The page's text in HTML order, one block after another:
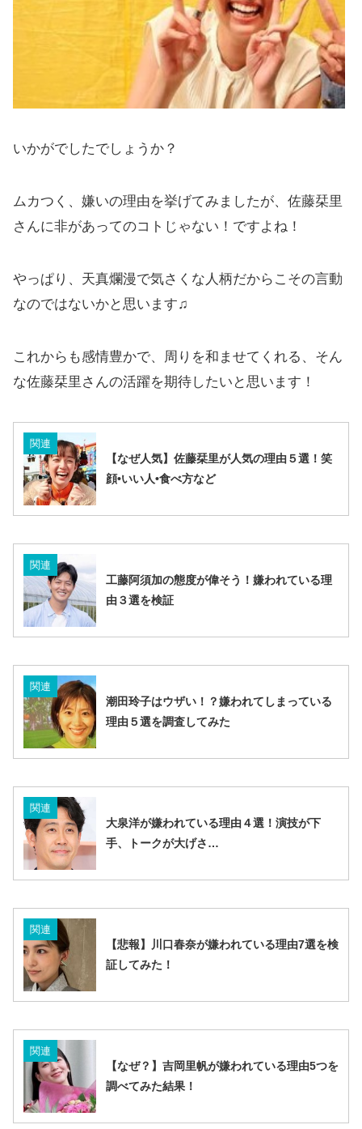
いかがでしたでしょうか？
ムカつく、嫌いの理由を挙げてみましたが、佐藤栞里
さんに非があってのコトじゃない！ですよね！
やっぱり、天真爛漫で気さくな人柄だからこその言動
なのではないかと思います♫
これからも感情豊かで、周りを和ませてくれる、そん
な佐藤栞里さんの活躍を期待したいと思います！
関連
【なぜ人気】佐藤栞里が人気の理由５選！笑
顔•いい人•食べ方など
関連
工藤阿須加の態度が偉そう！嫌われている理
由３選を検証
関連
潮田玲子はウザい！？嫌われてしまっている
理由５選を調査してみた
関連
大泉洋が嫌われている理由４選！演技が下
手、トークが大げさ…
関連
【悲報】川口春奈が嫌われている理由7選を検
証してみた！
関連
【なぜ？】吉岡里帆が嫌われている理由5つを
調べてみた結果！